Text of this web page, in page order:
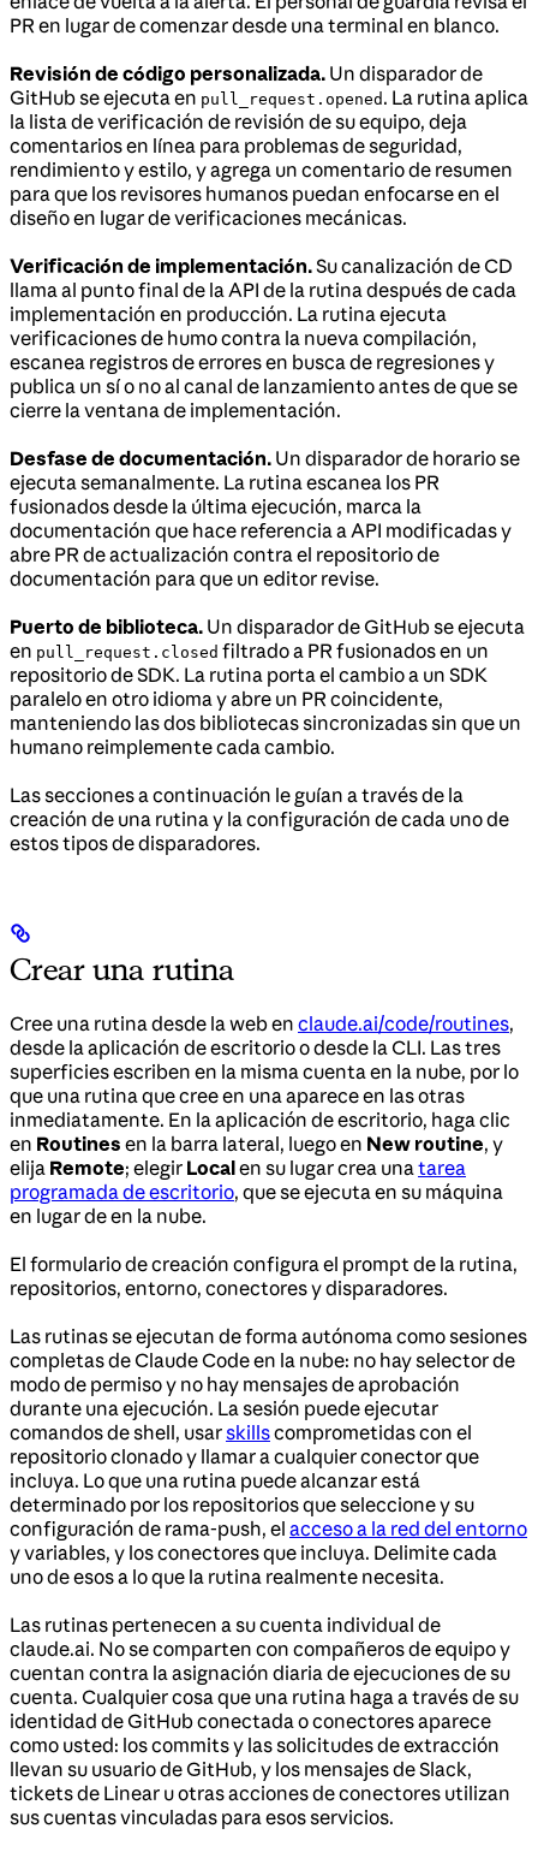
PR en lugar de comenzar desde una terminal en blanco.
Revisión de código personalizada. Un disparador de
GitHub se ejecuta en pull_request.opened . La rutina aplica
la lista de verificación de revisión de su equipo, deja
comentarios en línea para problemas de seguridad,
rendimiento y estilo, y agrega un comentario de resumen
para que los revisores humanos puedan enfocarse en el
diseño en lugar de verificaciones mecánicas.
Verificación de implementación.Su canalización de CD
llama al punto final de la API de la rutina después de cada
implementación en producción. La rutina ejecuta
verificaciones de humo contra la nueva compilación,
escanea registros de errores en busca de regresiones y
publica un sí o no al canal de lanzamiento antes de que se
cierre la ventana de implementación.
Desfase de documentación. Un disparador de horario se
ejecuta semanalmente. La rutina escanea los PR
fusionados desde la última ejecución, marca la
documentación que hace referencia a API modificadas y
abre PR de actualización contra el repositorio de
documentación para que un editor revise.
Puerto de biblioteca. Un disparador de GitHub se ejecuta
en pull_request.closed filtrado a PR fusionados en un
repositorio de SDK. La rutina porta el cambio a un SDK
paralelo en otro idioma y abre un PR coincidente,
manteniendo las dos bibliotecas sincronizadas sin que un
humano reimplemente cada cambio.
Las secciones a continuación le guían a través de la
creación de una rutina y la configuración de cada uno de
estos tipos de disparadores.
Crear una rutina
Cree una rutina desde la web en claude.ai/code/routines,
desde la aplicación de escritorio o desde la CLI. Las tres
superficies escriben en la misma cuenta en la nube, por lo
que una rutina que cree en una aparece en las otras
inmediatamente. En la aplicación de escritorio, haga clic
en Routines en la barra lateral, luego en New routine, y
elija Remote; elegir Localen su lugar crea unatarea
programada de escritorio, que se ejecuta en su máquina
en lugar de en la nube.
El formulario de creación configura el prompt de la rutina,
repositorios, entorno, conectores y disparadores.
Las rutinas se ejecutan de forma autónoma como sesiones
completas de Claude Code en la nube: no hay selector de
modo de permiso y no hay mensajes de aprobación
durante una ejecución. La sesión puede ejecutar
comandos de shell, usarskillscomprometidas con el
repositorio clonado y llamar a cualquier conector que
incluya. Lo que una rutina puede alcanzar está
determinado por los repositorios que seleccione y su
configuración de rama-push, el acceso a la red del entorno
y variables, y los conectores que incluya. Delimite cada
uno de esos a lo que la rutina realmente necesita.
Las rutinas pertenecen a su cuenta individual de
claude.ai. No se comparten con compañeros de equipo y
cuentan contra la asignación diaria de ejecuciones de su
cuenta. Cualquier cosa que una rutina haga a través de su
identidad de GitHub conectada o conectores aparece
como usted: los commits y las solicitudes de extracción
llevan su usuario de GitHub, y los mensajes de Slack,
tickets de Linear u otras acciones de conectores utilizan
sus cuentas vinculadas para esos servicios.